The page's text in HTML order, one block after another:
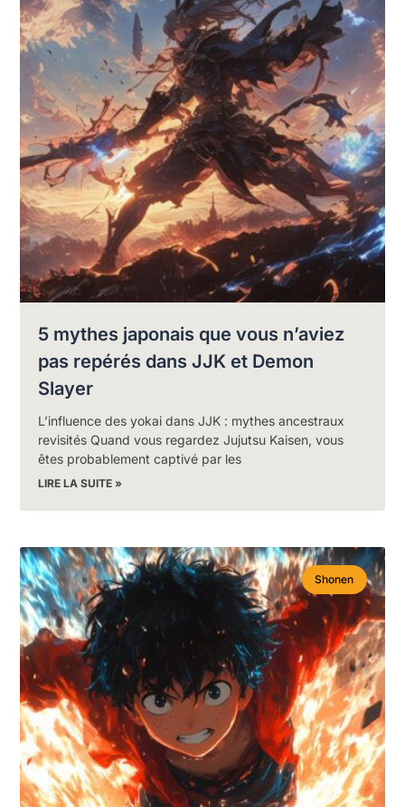
5 mythes japonais que vous n’aviez
pas repérés dans JJK et Demon
Slayer
L’influence des yokai dans JJK : mythes ancestraux
revisités Quand vous regardez Jujutsu Kaisen, vous
êtes probablement captivé par les
LIRE LA SUITE »
Shonen